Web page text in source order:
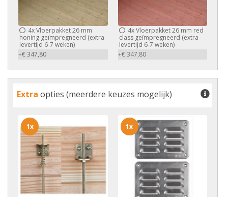
4xVloerpakket 26 mm
honing geïmpregneerd (extra
levertijd 6-7 weken)
+€ 347,80
4xVloerpakket 26 mm red
class geïmpregneerd (extra
levertijd 6-7 weken)
+€ 347,80
Extra opties (meerdere keuzes mogelijk)
1x 1x